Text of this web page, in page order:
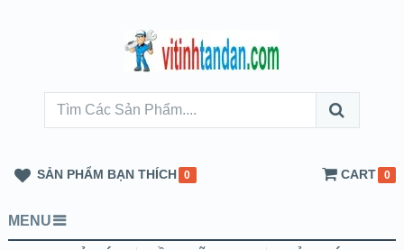
SẢN PHẨM BẠN THÍCH 0 CART 0
MENU